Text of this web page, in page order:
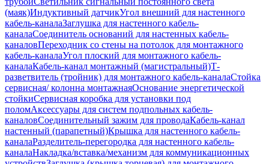
(маяк)Индуктивный датчикУгол внешний для настенного
кабель-каналаЗаглушка для настенного кабель-
каналаСоединитель оснований для настенных кабель-
каналовПереходник со стены на потолок для монтажного
кабель-каналаУгол плоский для монтажного кабель-
каналаКабель-канал монтажный (магистральный)Т-
разветвитель (тройник) для монтажного кабель-каналаСтойка
сервисная/ колонна монтажнаяОснование энергетической
стойкиСервисная коробка для установки под
поломАксессуары для систем подпольных кабель-
каналовСоединительный зажим для проводаКабель-канал
настенный (парапетный)Крышка для настенного кабель-
каналаРазделитель-перегородка для настенного кабель-
каналаНакладка/вставка/механизм для коммуникационных